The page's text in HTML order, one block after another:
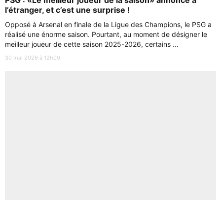
l’étranger, et c’est une surprise !
Opposé à Arsenal en finale de la Ligue des Champions, le PSG a
réalisé une énorme saison. Pourtant, au moment de désigner le
meilleur joueur de cette saison 2025-2026, certains ...
30 mai 2026 à 12h00